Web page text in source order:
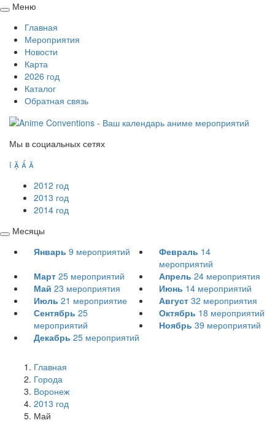
Свернуть
развернуть
Меню
Главная
Мероприятия
Новости
Карта
2026 год
Каталог
Обратная связь
Мы в социальных сетях
   
2012 год
2013 год
2014 год
Свернуть
Месяцы
Январь 9 мероприятий Февраль 14
мероприятий
Март 25 мероприятий Апрель 24 мероприятия
Май 23 мероприятия Июнь 14 мероприятий
Июль 21 мероприятие Август 32 мероприятия
Сентябрь 25
мероприятий
Октябрь 18 мероприятий
Ноябрь 39 мероприятий
Декабрь 25 мероприятий
Главная
Города
Воронеж
2013 год
Май